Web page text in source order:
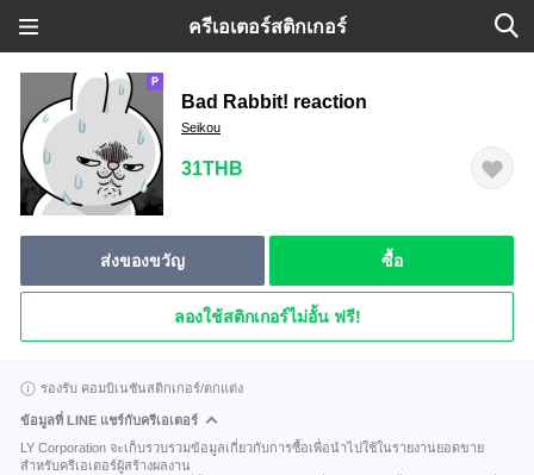
ครีเอเตอร์สติกเกอร์
Bad Rabbit! reaction
Seikou
31THB
ส่งของขวัญ ซื้อ
ลองใช้สติกเกอร์ไม่อั้น ฟรี!
รองรับ คอมบิเนชันสติกเกอร์/ตกแต่ง
ข้อมูลที่ LINE แชร์กับครีเอเตอร์
LY Corporation จะเก็บรวบรวมข้อมูลเกี่ยวกับการซื้อเพื่อนำไปใช้ในรายงานยอดขาย
สำหรับครีเอเตอร์ผู้สร้างผลงาน